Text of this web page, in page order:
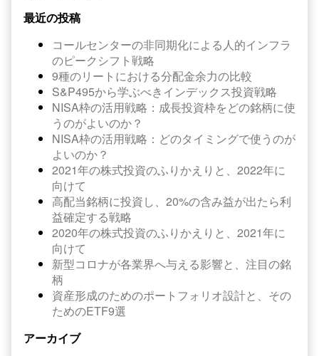
最近の投稿
コールセンターの非同期化による人的インフラ
のピークシフト戦略
9種のリートにおける分配金余力の比較
S&P495から学ぶべきインデックス投資戦略
NISA枠の活用戦略：成長投資枠をどの銘柄に使
うのがよいのか？
NISA枠の活用戦略：どのタイミングで使うのが
よいのか？
2021年の株式投資のふりかえりと、2022年に
向けて
高配当銘柄に投資し、20%の含み益が出たら利
益確定する戦略
2020年の株式投資のふりかえりと、2021年に
向けて
新型コロナが各業界へ与える影響と、注目の銘
柄
資産形成のためのポートフォリオ設計と、その
ためのETF9選
アーカイブ